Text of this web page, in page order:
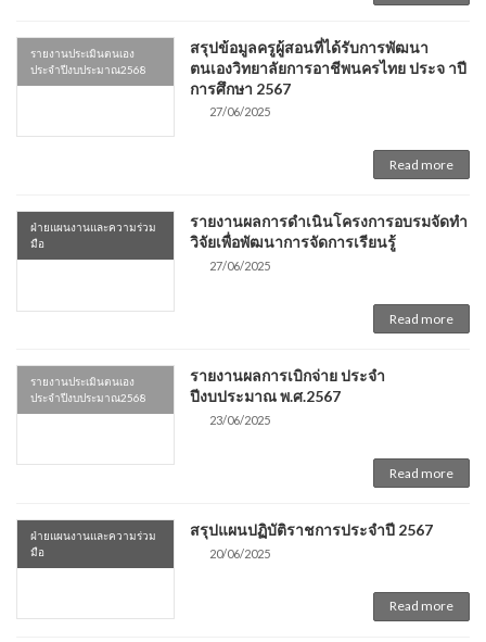
รายงานประเมินตนเอง
ประจำปีงบประมาณ2568
สรุปข้อมูลครูผู้สอนที่ได้รับการพัฒนา
ตนเองวิทยาลัยการอาชีพนครไทย ประจ าปี
การศึกษา 2567
27/06/2025
Read more
ฝ่ายแผนงานและความร่วม
มือ
รายงานผลการดำเนินโครงการอบรมจัดทำ
วิจัยเพื่อพัฒนาการจัดการเรียนรู้
27/06/2025
Read more
รายงานประเมินตนเอง
ประจำปีงบประมาณ2568
รายงานผลการเบิกจ่าย ประจำ
ปีงบประมาณ พ.ศ.2567
23/06/2025
Read more
ฝ่ายแผนงานและความร่วม
มือ
สรุปแผนปฏิบัติราชการประจำปี 2567
20/06/2025
Read more